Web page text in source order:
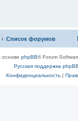
Список форумов
основе phpBB® Forum
Русская поддержка phpBB
Конфиденциальность|